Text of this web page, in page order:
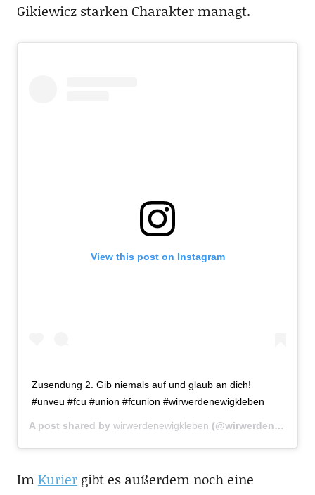
Gikiewicz starken Charakter managt.
View this post on Instagram
Zusendung 2. Gib niemals auf und glaub an dich!
#unveu #fcu #union #fcunion #wirwerdenewigkleben
A post shared by wirwerdenewigkleben (@wirwerdenewigkleben) on
ImKuriergibt es außerdem noch eine